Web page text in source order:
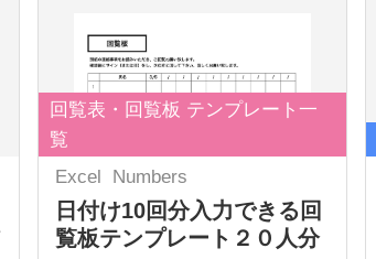
回覧表・回覧板 テンプレート一
覧
Excel
Numbers
日付け10回分入力できる回
覧板テンプレート２０人分